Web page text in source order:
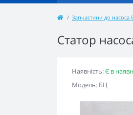
Запчастини до
Статор
Наявність:Є в
Модель: БЦ